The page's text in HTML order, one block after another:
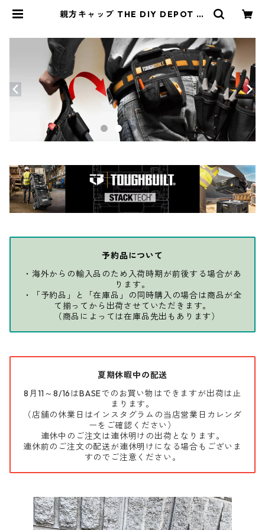
親方キャップ THE DIY DEPOT コ
H1070-TDD | THE DIY DEPOT
予約品について
・海外からの輸入品のため入荷時期が前後する場合があ
ります。
・「予約品」と「在庫品」の同時購入の場合は商品が全
て揃ってから出荷させていただきます。
（商品によっては在庫品先出もあります）
夏期休暇中の配送
8月11～8/16はBASEでのお買い物はできますが出荷は止
まります。
（店舗の休業日はインスタグラムの当店営業日カレンダ
ーをご確認ください）
連休中のご注文は連休明けの出荷となります。
連休前のご注文の配送が連休明けになる場合もございま
すのでご注意ください。